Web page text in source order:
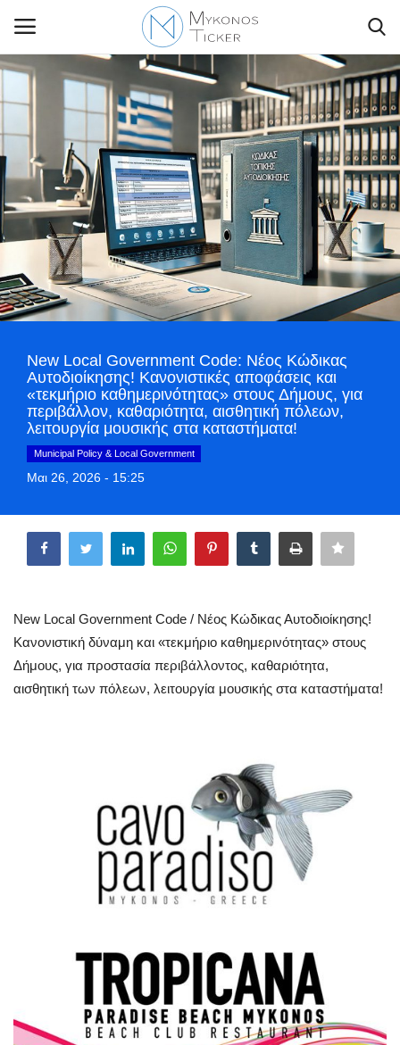
Contact Us
Politique
Business
Travel
World
Greece
Style Adorés
Entertainment
Mykonos
Sport
Sustainability
Cost Of Living Crisis
Opinion + Analysis
New Local Government Code: Νέος Κώδικας
Αυτοδιοίκησης! Κανονιστικές αποφάσεις και
«τεκμήριο καθημερινότητας» στους Δήμους, για
περιβάλλον, καθαριότητα, αισθητική πόλεων,
λειτουργία μουσικής στα καταστήματα!
Municipal Policy & Local Government
Μαι 26, 2026 - 15:25
New Local Government Code / Νέος Κώδικας Αυτοδιοίκησης!
Κανονιστική δύναμη και «τεκμήριο καθημερινότητας» στους
Δήμους, για προστασία περιβάλλοντος, καθαριότητα,
αισθητική των πόλεων, λειτουργία μουσικής στα καταστήματα!